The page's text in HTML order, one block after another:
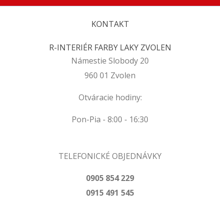
KONTAKT
R-INTERIÉR FARBY LAKY ZVOLEN
Námestie Slobody 20
960 01 Zvolen
Otváracie hodiny:
Pon-Pia - 8:00 - 16:30
TELEFONICKÉ OBJEDNÁVKY
0905 854 229
0915 491 545